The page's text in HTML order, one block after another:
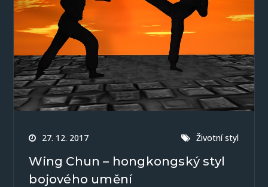
27. 12. 2017 Životní styl
Wing Chun – hongkongský styl
bojového umění